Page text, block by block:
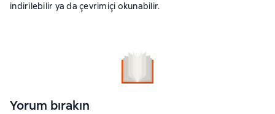
indirilebilir ya da çevrimiçi okunabilir.
Yorum bırakın